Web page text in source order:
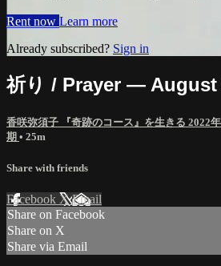
Rent now Learn more
Already subscribed? Sign in
祈り / Prayer — August
香咲弥須子 『奇跡のコース』を生きる 2022
期 • 25m
Share with friends
Facebook XEmail
Share on Facebook
Share on X
Share via Email